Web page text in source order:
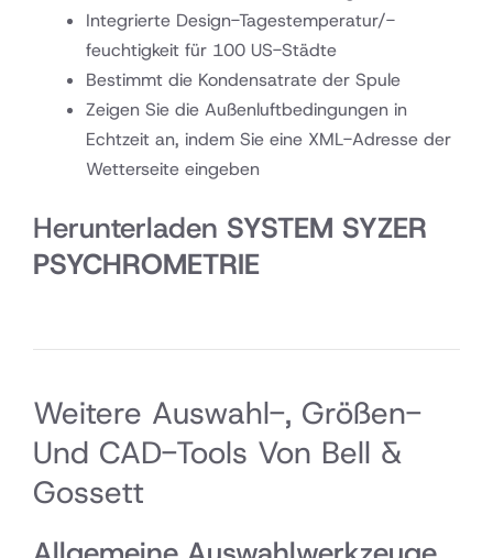
Integrierte Design-Tagestemperatur/-
feuchtigkeit für 100 US-Städte
Bestimmt die Kondensatrate der Spule
Zeigen Sie die Außenluftbedingungen in
Echtzeit an, indem Sie eine XML-Adresse der
Wetterseite eingeben
Herunterladen SYSTEM SYZER
PSYCHROMETRIE
Weitere Auswahl-, Größen-
Und CAD-Tools Von Bell &
Gossett